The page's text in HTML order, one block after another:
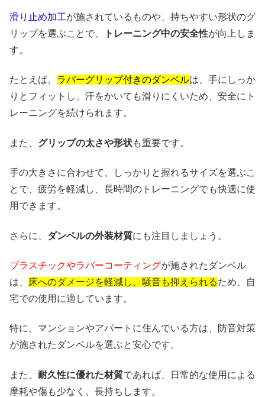
滑り止め加工が施されているものや、持ちやすい形状のグ
リップを選ぶことで、
トレーニング中の安全性が向上しま
す。
たとえば、 ラバーグリップ付きのダンベルは、手にしっか
りとフィットし、汗をかいても滑りにくいため、安全にト
レーニングを続けられます。
また、 グリップの太さや形状も重要です。
手の大きさに合わせて、しっかりと握れるサイズを選ぶこ
とで、疲労を軽減し、長時間のトレーニングでも快適に使
用できます。
さらに、 ダンベルの外装材質にも注目しましょう。
プラスチックやラバーコーティングが施されたダンベル
は、
床へのダメージを軽減し、騒音も抑えられるため、自
宅での使用に適しています。
特に、マンションやアパートに住んでいる方は、防音対策
が施されたダンベルを選ぶと安心です。
また、 耐久性に優れた材質であれば、日常的な使用による
摩耗や傷も少なく、長持ちします。